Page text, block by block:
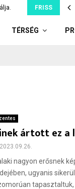
FRISS
TÉRSÉG
ártott ez a
2023.09.26.
nagyon erősnek
ugyanis
tapasztaltuk,